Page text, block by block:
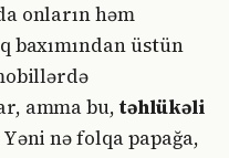
onların həm
baxımından üstün
amma bu,təhlükəli
Yəni nə folqa papağa,